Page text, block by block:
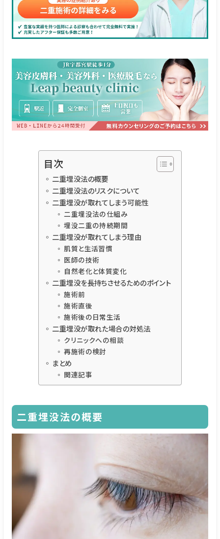
目次
二重埋没法の概要
二重埋没法のリスクについて
二重埋没が取れてしまう可能性
二重埋没法の仕組み
埋没二重の持続期間
二重埋没が取れてしまう理由
肌質と生活習慣
医師の技術
自然老化と体質変化
二重埋没を長持ちさせるためのポイント
施術前
施術直後
施術後の日常生活
二重埋没が取れた場合の対処法
クリニックへの相談
再施術の検討
まとめ
関連記事
二重埋没法の概要